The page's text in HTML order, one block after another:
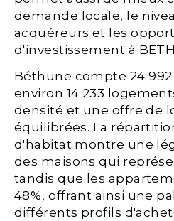
demande locale, le
acquéreurs et les
d'investissement à
Béthune compte 24
environ 14 233
densité et une offre de
équilibrées. La
d'habitat montre une
des maisons qui
tandis que les
48%, offrant ainsi une
différents profils